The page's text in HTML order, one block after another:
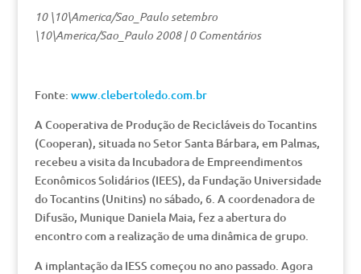
10 \10\America/Sao_Paulo setembro
\10\America/Sao_Paulo 2008|0 Comentários
Fonte: www.clebertoledo.com.br
A Cooperativa de Produção de Recicláveis do Tocantins
(Cooperan), situada no Setor Santa Bárbara, em Palmas,
recebeu a visita da Incubadora de Empreendimentos
Econômicos Solidários (IEES), da Fundação Universidade
do Tocantins (Unitins) no sábado, 6. A coordenadora de
Difusão, Munique Daniela Maia, fez a abertura do
encontro com a realização de uma dinâmica de grupo.
A implantação da IESS começou no ano passado. Agora